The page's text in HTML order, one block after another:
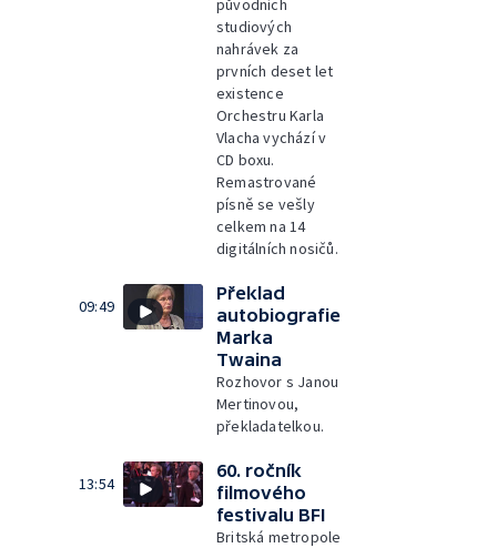
původních
studiových
nahrávek za
prvních deset let
existence
Orchestru Karla
Vlacha vychází v
CD boxu.
Remastrované
písně se vešly
celkem na 14
digitálních nosičů.
09:49
Překlad
autobiografie
Marka
Twaina
Rozhovor s Janou
Mertinovou,
překladatelkou.
13:54
60. ročník
filmového
festivalu BFI
Britská metropole